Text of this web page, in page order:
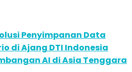
Penyimpanan Data
di Ajang DTI Indonesia
AI di Asia Tenggara